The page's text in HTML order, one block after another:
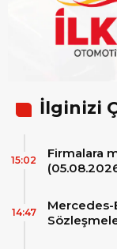
İlginizi
Firmalara
15:02
Mercedes-
14:47